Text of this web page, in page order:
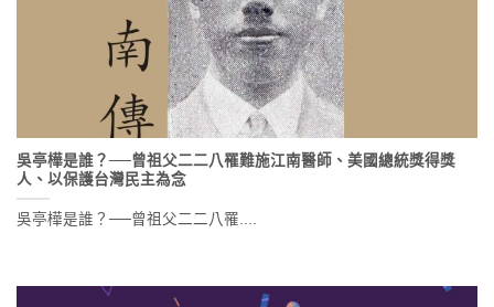
吳亭樺是誰？──曾祖父二二八罹難施江南醫師、美國總統獎得獎
人、以保護台灣民主為念
吳亭樺是誰？──曾祖父二二八罹....